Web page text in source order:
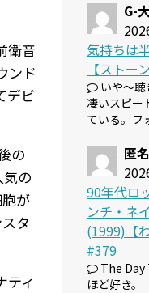
衛音
ンド
デビ
の
の
が
タ
ティ
G-
気持ちは
【スト
いや～
凄いスピー
ている。フ
匿名
90年代ロ
ンチ・ネ
(1999)【
#379
The Day
ほど好き。